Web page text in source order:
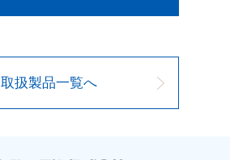
取扱製品一覧へ